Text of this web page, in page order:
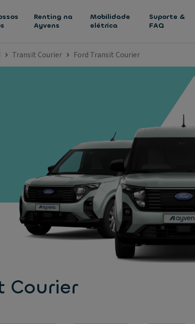
Renting na
Ayvens
Mobilidade
elétrica
Suporte &
FAQ
Transit Courier Ford Transit Courier
Courier